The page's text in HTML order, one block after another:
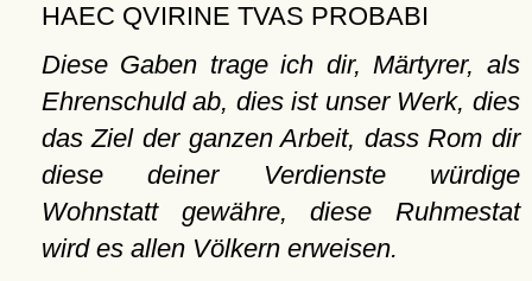
HAEC QVIRINE TVAS PROBABI
Diese Gaben trage ich dir, Märtyrer, als
Ehrenschuld ab, dies ist unser Werk, dies
das Ziel der ganzen Arbeit, dass Rom dir
diese deiner Verdienste würdige
Wohnstatt gewähre, diese Ruhmestat
wird es allen Völkern erweisen.